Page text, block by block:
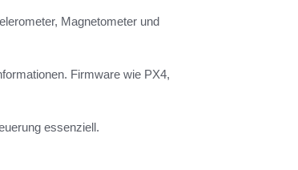
Magnetometer und
Firmware wie PX4,
essenziell.